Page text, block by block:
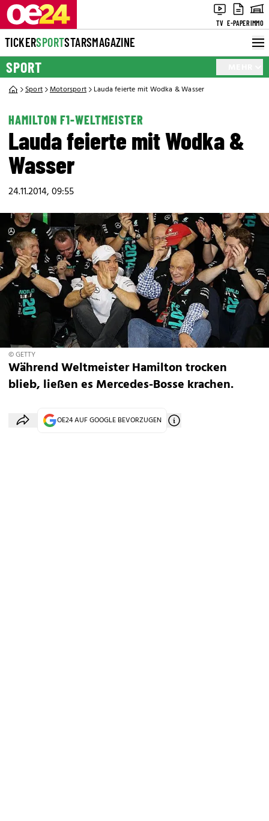
TV E-PAPERIMMO
TICKERSPORTSTARSMAGAZINE
SPORT
Sport Motorsport Lauda feierte mit Wodka & Wasser
HAMILTON F1-WELTMEISTER
Lauda feierte mit Wodka &
Wasser
24.11.2014, 09:55
© GETTY
Während Weltmeister Hamilton trocken
blieb, ließen es Mercedes-Bosse krachen.
OE24 AUF GOOGLE BEVORZUGEN